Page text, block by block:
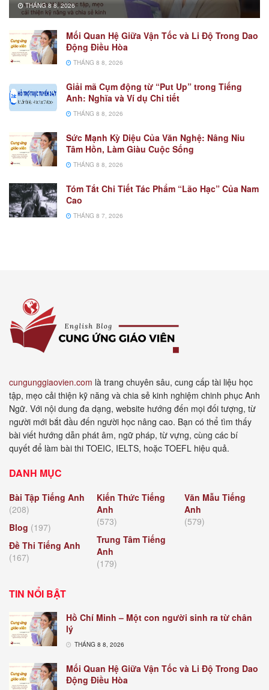
THÁNG 8 8, 2026
Mối Quan Hệ Giữa Vận Tốc và Li Độ Trong Dao
Động Điều Hòa
THÁNG 8 8, 2026
Giải mã Cụm động từ “Put Up” trong Tiếng
Anh: Nghĩa và Ví dụ Chi tiết
THÁNG 8 8, 2026
Sức Mạnh Kỳ Diệu Của Văn Nghệ: Nâng Niu
Tâm Hồn, Làm Giàu Cuộc Sống
THÁNG 8 8, 2026
Tóm Tắt Chi Tiết Tác Phẩm “Lão Hạc” Của Nam
Cao
THÁNG 8 7, 2026
cungunggiaovien.com là trang chuyên sâu, cung cấp tài liệu học
tập, mẹo cải thiện kỹ năng và chia sẻ kinh nghiệm chinh phục Anh
Ngữ. Với nội dung đa dạng, website hướng đến mọi đối tượng, từ
người mới bắt đầu đến người học nâng cao. Bạn có thể tìm thấy
bài viết hướng dẫn phát âm, ngữ pháp, từ vựng, cùng các bí
quyết để làm bài thi TOEIC, IELTS, hoặc TOEFL hiệu quả.
DANH MỤC
Bài Tập Tiếng Anh
(208)
Blog (197)
Đề Thi Tiếng Anh
(167)
Kiến Thức Tiếng
Anh
(573)
Trung Tâm Tiếng
Anh
(179)
Văn Mẫu Tiếng
Anh
(579)
TIN NỔI BẬT
Hồ Chí Minh – Một con người sinh ra từ chân
lý
THÁNG 8 8, 2026
Mối Quan Hệ Giữa Vận Tốc và Li Độ Trong Dao
Động Điều Hòa